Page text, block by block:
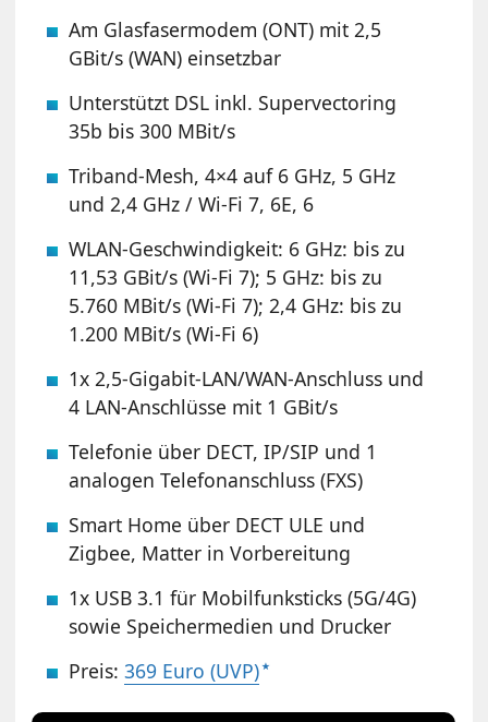
Am Glasfasermodem (ONT) mit 2,5
GBit/s (WAN) einsetzbar
Unterstützt DSL inkl. Supervectoring
35b bis 300 MBit/s
Triband-Mesh, 4×4 auf 6 GHz, 5 GHz
und 2,4 GHz / Wi-Fi 7, 6E, 6
WLAN-Geschwindigkeit: 6 GHz: bis zu
11,53 GBit/s (Wi-Fi 7); 5 GHz: bis zu
5.760 MBit/s (Wi-Fi 7); 2,4 GHz: bis zu
1.200 MBit/s (Wi-Fi 6)
1x 2,5-Gigabit-LAN/WAN-Anschluss und
4 LAN-Anschlüsse mit 1 GBit/s
Telefonie über DECT, IP/SIP und 1
analogen Telefonanschluss (FXS)
Smart Home über DECT ULE und
Zigbee, Matter in Vorbereitung
1x USB 3.1 für Mobilfunksticks (5G/4G)
sowie Speichermedien und Drucker
Preis:369 Euro (UVP)